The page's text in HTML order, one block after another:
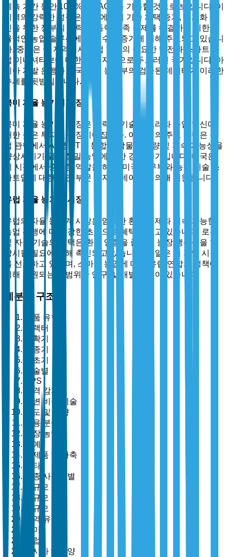
예측 기간 동안 10.5%의 CAGR을 기록할 것으로 보입니다. 이
지역의 강력한 성장은 농업에서의 기술 채택 증가, 기계화 촉
진을 위한 정부의 노력, 노동력 부족 문제를 해결하기 위한 효
율적인 농업 솔루션에 대한 수요 증가에 의해 주도되고 있습니
다. 중국은 이 지역에서 농업 기술의 중요한 발전과 스마트 농
업 이니셔티브에 대한 정부 지원으로 두드러진 국가입니다. 아
시아 개발 은행과 중국 농업 농촌부의 검증된 데이터가 이러한
추세를 뒷받침합니다.
북미 자율 농기계 시장
북미 자율 농기계 시장은 강력한 기술 인프라와 농업 혁신에
대한 높은 투자로 특징지어집니다. 이 지역의 주요 동력은 농
업 관행에서 AI 및 IoT의 통합과 작물 수확량 및 지속 가능성을
향상시키기 위한 정밀 농업에 대한 강조 증가입니다. 미국은
이 시장에서 중요한 역할을 하며, 미국 농무부와 농업 기술 스
타트업에 대한 민간 부문 투자의 데이터에 의해 지원됩니다.
유럽 자율 농기계 시장
유럽의 자율 농기계 시장은 엄격한 환경 규제와 지속 가능한
농업 관행에 대한 강한 초점으로 혜택을 보고 있습니다. 로봇
및 자율 기술의 채택은 환경 영향을 줄이고 농장 생산성을 향
상시킬 필요에 의해 촉진되고 있습니다. 독일은 이 지역 시장
을 선도하고 있으며, 스마트 농업에 대한 유럽 연합의 정책에
의해 지원되는 광범위한 연구 및 개발 노력이 있습니다.
세분화 구조
제품 유형별
트랙터
수확기
파종기
제초기
기술별
GPS
원격 감지
가변 비율 기술
유도 및 조향
응용 분야별
현장 농업
원예
유제품 및 가축
기타
최종 사용자별
대규모 농장
중규모 농장
소규모 농장
지역 유형별
북미
유럽
아시아 태평양